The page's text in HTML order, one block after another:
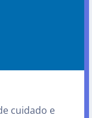
cuidado e